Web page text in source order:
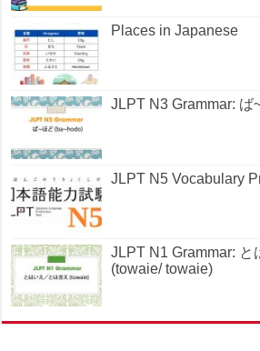
Places in Japanese
JLPT N3 Grammar: ば
JLPT N5 Vocabulary
JLPT N1 Grammar: と
(towaie/ towaie)